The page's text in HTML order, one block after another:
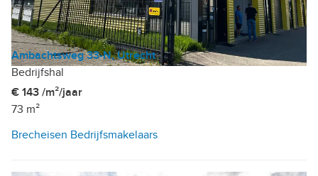
Ambachtsweg 33-N, Utrecht
Bedrijfshal
€ 143 /m²/jaar
73 m²
Brecheisen Bedrijfsmakelaars